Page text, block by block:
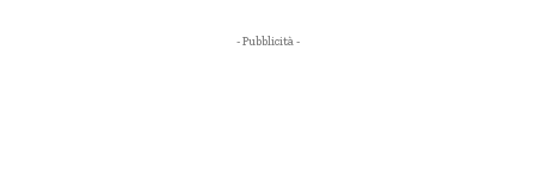
- Pubblicità -